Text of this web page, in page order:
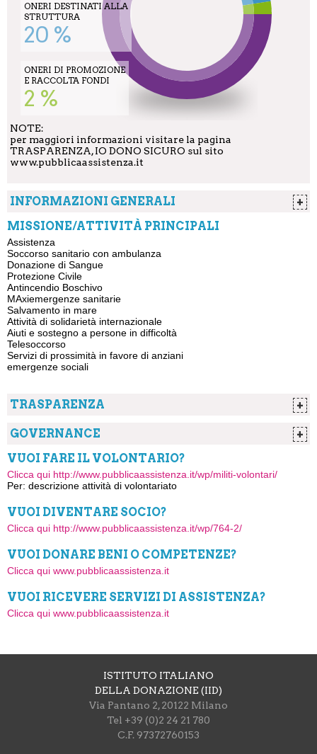
ONERI DESTINATI ALLA
STRUTTURA
20 %
ONERI DI PROMOZIONE
E RACCOLTA FONDI
2 %
NOTE:
per maggiori informazioni visitare la pagina
TRASPARENZA, IO DONO SICURO sul sito
www.pubblicaassistenza.it
+
INFORMAZIONI GENERALI
Forma Giuridica
Associazione di
Anno di Costituzione
CF/P.IVA
Iscrizione a registri pubblici
MISSIONE/ATTIVITÀ PRINCIPALI
Assistenza
Soccorso sanitario con ambulanza
Donazione di Sangue
Protezione Civile
Antincendio Boschivo
MAxiemergenze sanitarie
Salvamento in mare
Attività di solidarietà internazionale
Aiuti e sostegno a persone in difficoltà
Telesoccorso
Servizi di prossimità in favore di anziani
emergenze sociali
+
TRASPARENZA
Statuto
Organo di governo
Rendicontazione sociale
+
GOVERNANCE
Presidente
Direttore/Segretario Generale
Francesco
Franchini
VUOI FARE IL VOLONTARIO?
Clicca qui http://www.pubblicaassistenza.it/wp/militi-volontari/
Per: descrizione attività di volontariato
VUOI DIVENTARE SOCIO?
Clicca qui http://www.pubblicaassistenza.it/wp/764-2/
VUOI DONARE BENI O COMPETENZE?
Clicca qui www.pubblicaassistenza.it
VUOI RICEVERE SERVIZI DI ASSISTENZA?
Clicca qui www.pubblicaassistenza.it
ISTITUTO ITALIANO
DELLA DONAZIONE (IID)
Via Pantano 2, 20122 Milano
Tel +39 (0)2 24 21 780
C.F. 97372760153